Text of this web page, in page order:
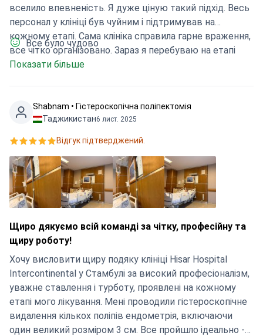
вселило впевненість. Я дуже ціную такий підхід. Весь
персонал у клініці був чуйним і підтримував на
кожному етапі. Сама клініка справила гарне враження,
все чітко організовано. Зараз я перебуваю на етапі
відновлення і почуваюся набагато спокійніше, маючи
Все було чудово
Показати більше
Shabnam • Гістероскопічна поліпектомія
Таджикистан6 лист. 2025
Відгук підтверджений.
Щиро дякуємо всій команді за чітку, професійну та
щиру роботу!
Хочу висловити щиру подяку клініці Hisar Hospital
Intercontinental у Стамбулі за високий професіоналізм,
уважне ставлення і турботу, проявлені на кожному
етапі мого лікування. Мені проводили гістероскопічне
видалення кількох поліпів ендометрія, включаючи
один великий розміром 3 см. Все пройшло ідеально -